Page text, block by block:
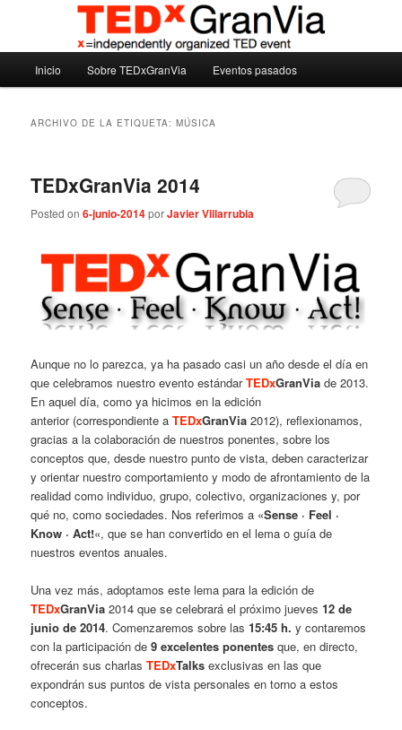
principal
secundarioTEDxGranVia
Madrid – España – Spain
Inicio Sobre TEDxGranVia Eventos pasados
ARCHIVO DE LA ETIQUETA:MÚSICA
TEDxGranVia 2014
Posted on6-junio-2014porJavier Villarrubia
Aunque no lo parezca, ya ha pasado casi un año desde el día en
que celebramos nuestro evento estándarTEDxGranVia de 2013.
En aquel día, como ya hicimos en la edición
anterior (correspondiente aTEDxGranVia 2012), reflexionamos,
gracias a la colaboración de nuestros ponentes, sobre los
conceptos que, desde nuestro punto de vista, deben caracterizar
y orientar nuestro comportamiento y modo de afrontamiento de la
realidad como individuo, grupo, colectivo, organizaciones y, por
qué no, como sociedades. Nos referimos a «Sense · Feel ·
Know · Act!«, que se han convertido en el lema o guía de
nuestros eventos anuales.
Una vez más, adoptamos este lema para la edición de
TEDxGranVia 2014 que se celebrará el próximo jueves12 de
junio de 2014. Comenzaremos sobre las15:45 h. y contaremos
con la participación de9 excelentes ponentes que, en directo,
ofrecerán sus charlasTEDxTalks exclusivas en las que
expondrán sus puntos de vista personales en torno a estos
conceptos.